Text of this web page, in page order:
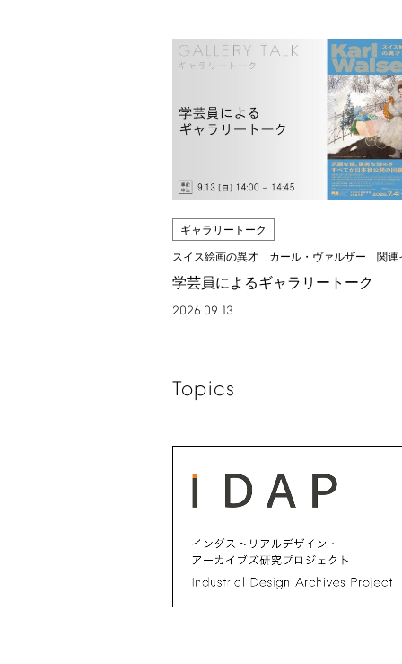
ギャラリートーク
スイス絵画の異才 カール・ヴァルザー 関連
学芸員によるギャラリートーク
2026.09.13
Topics